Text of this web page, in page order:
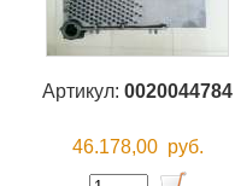
Артикул: 0020044784
46.178,00 руб.